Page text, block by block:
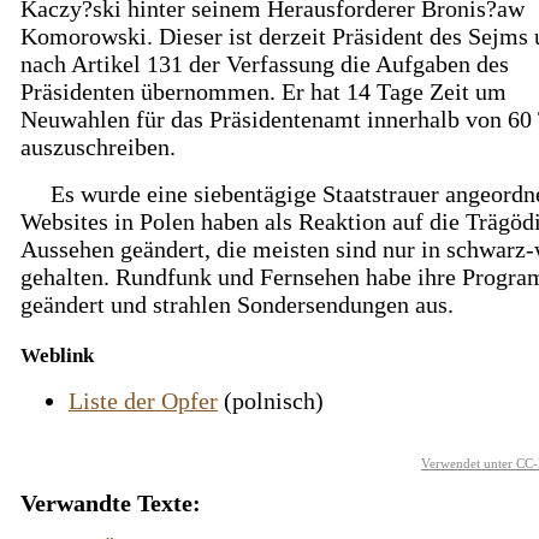
Kaczy?ski hinter seinem Herausforderer Bronis?aw
Komorowski. Dieser ist derzeit Präsident des Sejms
nach Artikel 131 der Verfassung die Aufgaben des
Präsidenten übernommen. Er hat 14 Tage Zeit um
Neuwahlen für das Präsidentenamt innerhalb von 60
auszuschreiben.
Es wurde eine siebentägige Staatstrauer
Websites in Polen haben als Reaktion auf die
Aussehen geändert, die meisten sind nur in
gehalten. Rundfunk und Fernsehen habe ihre
geändert und strahlen Sondersendungen aus.
Weblink
Liste der Opfer (polnisch)
Verwendet unter
Verwandte Texte: